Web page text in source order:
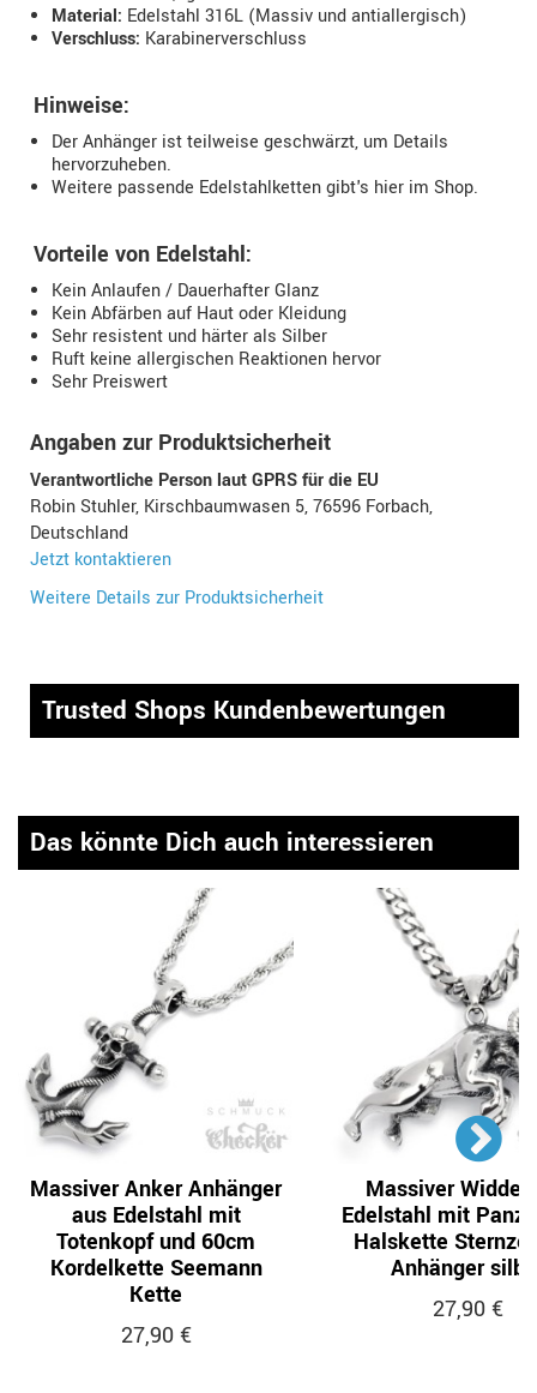
Material: Edelstahl 316L (Massiv und antiallergisch)
Verschluss: Karabinerverschluss
Hinweise:
Der Anhänger ist teilweise geschwärzt, um Details
hervorzuheben.
Weitere passende Edelstahlketten gibt's hier im Shop.
Vorteile von Edelstahl:
Kein Anlaufen / Dauerhafter Glanz
Kein Abfärben auf Haut oder Kleidung
Sehr resistent und härter als Silber
Ruft keine allergischen Reaktionen hervor
Sehr Preiswert
Angaben zur Produktsicherheit
Verantwortliche Person laut GPRS für die EU
Robin Stuhler, Kirschbaumwasen 5, 76596 Forbach,
Deutschland
Jetzt kontaktieren
Weitere Details zur Produktsicherheit
Trusted Shops Kundenbewertungen
Das könnte Dich auch interessieren
Massiver Anker Anhänger
aus Edelstahl mit
Totenkopf und 60cm
Kordelkette Seemann
Kette
27,90 €
Massiver Widder
Edelstahl mit
Halskette
Anhänger
27,90 €